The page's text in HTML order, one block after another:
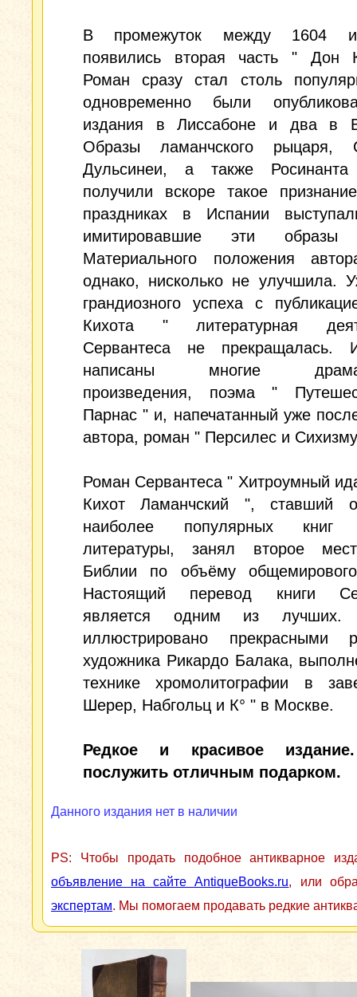
В промежуток между 1604 и
появились вторая часть " Дон
Роман сразу стал столь
одновременно были
издания в Лиссабоне и два в
Образы ламанчского рыцаря,
Дульсинеи, а также
получили вскоре такое
праздниках в Испании
имитировавшие эти образы
Материального положения
однако, нисколько не улучшила.
грандиозного успеха с
Кихота " литературная
Сервантеса не
написаны многие
произведения, поэма "
Парнас " и, напечатанный уже
автора, роман " Персилес и
Роман Сервантеса " Хитроумный
Кихот Ламанчский ", ставший
наиболее популярных книг
литературы, занял второе
Библии по объёму
Настоящий перевод книги
является одним из лучших.
иллюстрировано прекрасными
художника Рикардо Балака,
технике хромолитографии в
Шерер, Набгольц и К° " в Москве.
Редкое и красивое
послужить отличным подарком.
Данного издания нет в наличии
PS: Чтобы продать подобное антикварное
объявление на сайте AntiqueBooks.ru, или
экспертам. Мы помогаем продавать редкие